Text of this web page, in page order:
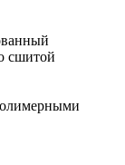
сшитой